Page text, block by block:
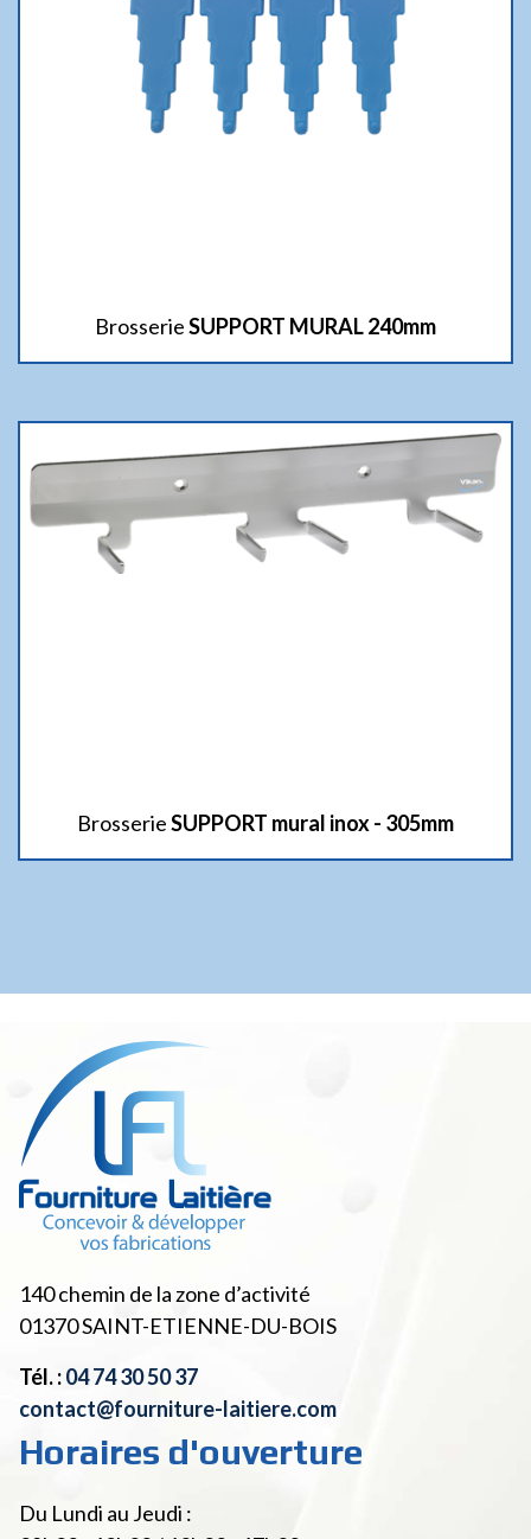
BrosserieSUPPORT MURAL 240mm
BrosserieSUPPORT mural inox - 305mm
140 chemin de la zone d’activité
01370SAINT-ETIENNE-DU-BOIS
Tél. :04 74 30 50 37
contact@fourniture-laitiere.com
Horaires d'ouverture
Du Lundi au Jeudi :